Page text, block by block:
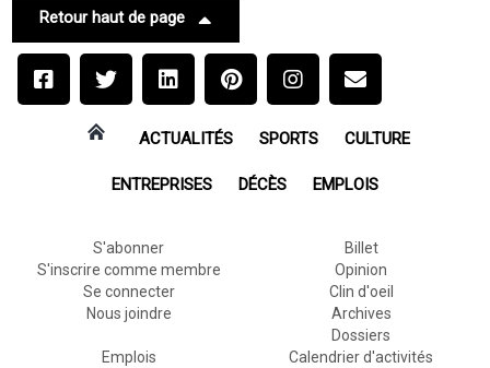
Retour haut de page
ACTUALITÉS SPORTS CULTURE
ENTREPRISES DÉCÈS EMPLOIS
S'abonner
S'inscrire comme membre
Se connecter
Nous joindre
Billet
Opinion
Clin d'oeil
Archives
Dossiers
Emplois
Calendrier d'activités